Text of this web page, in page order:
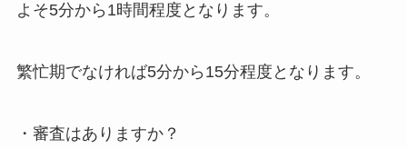
よそ5分から1時間程度となります。
繁忙期でなければ5分から15分程度となります。
・審査はありますか？